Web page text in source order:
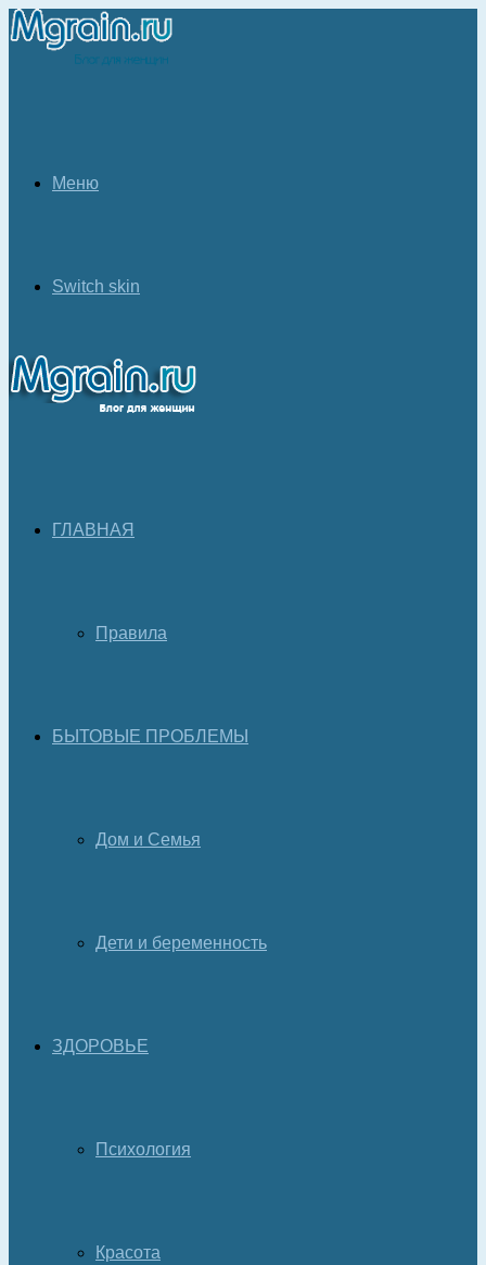
Меню
Switch skin
ГЛАВНАЯ
Правила
БЫТОВЫЕ ПРОБЛЕМЫ
Дом и Семья
Дети и беременность
ЗДОРОВЬЕ
Психология
Красота